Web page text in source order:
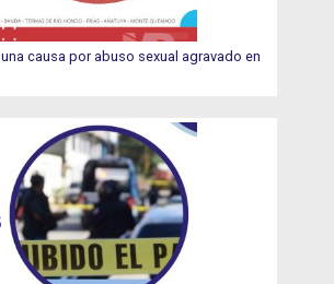
causa por abuso sexual agravado en